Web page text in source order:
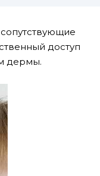
доступ
дермы.